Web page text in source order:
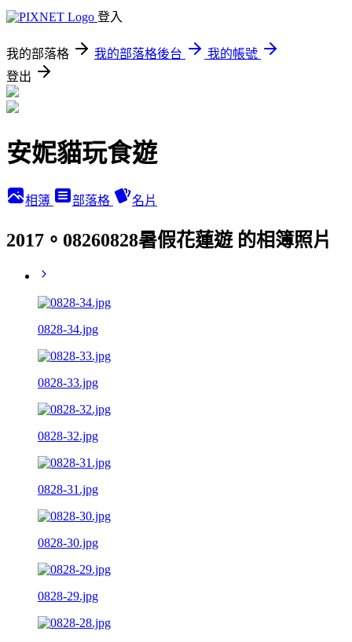
登入
我的部落格 我的部落格後台
我的帳號
登出
安妮貓玩食遊
相簿 部落格 名片
2017。08260828暑假花蓮遊 的相簿照片
0828-34.jpg
0828-33.jpg
0828-32.jpg
0828-31.jpg
0828-30.jpg
0828-29.jpg